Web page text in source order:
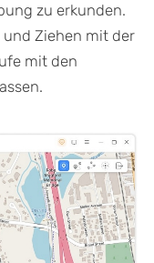
zu erkunden.
und Ziehen mit der
mit den